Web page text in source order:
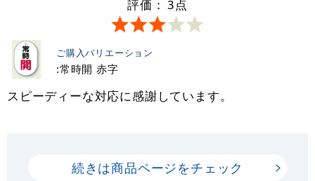
評価： 3点
ご購入バリエーション
:常時開 赤字
スピーディーな対応に感謝しています。
続きは商品ページをチェック